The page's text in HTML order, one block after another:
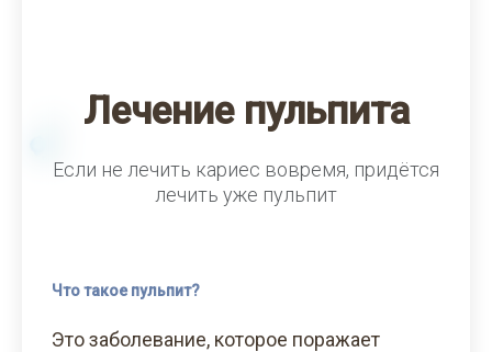
Лечение пульпита
Если не лечить кариес вовремя, придётся
лечить уже пульпит
Что такое пульпит?
Это заболевание, которое поражает